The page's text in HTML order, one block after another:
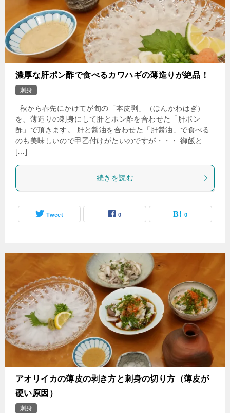
濃厚な肝ポン酢で食べるカワハギの薄造りが絶品！
刺身
秋から春先にかけてが旬の「本皮剥」（ほんかわはぎ）
を、薄造りの刺身にして肝とポン酢を合わせた「肝ポン
酢」で頂きます。 肝と醤油を合わせた「肝醤油」で食べる
のも美味しいので甲乙付けがたいのですが・・・ 御飯と
[…]
続きを読む
Tweet 0 0
アオリイカの薄皮の剥き方と刺身の切り方（薄皮が
硬い原因）
刺身